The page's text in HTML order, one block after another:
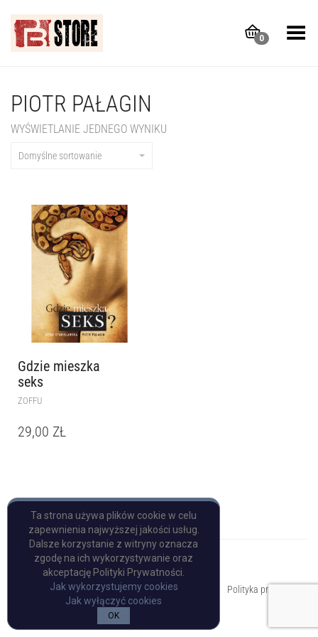
0
Toggle Menu
PIOTR PAŁAGIN
WYŚWIETLANIE JEDNEGO WYNIKU
Domyślne sortowanie
Gdzie mieszka
seks
ZOFFU
29,00 ZŁ
Copyright © Pulp Books
Polityka prywatności
Ta strona używa plików cookie w celu
zapewnienia najwyższej jakości usług.
Dalsze korzystanie z witryny oznacza
zgodę na ich wykorzystywanie oraz
akceptację Polityki Prywatności.
Jak wykorzystujemy cookies
Jak wyłączyć cookies
OK